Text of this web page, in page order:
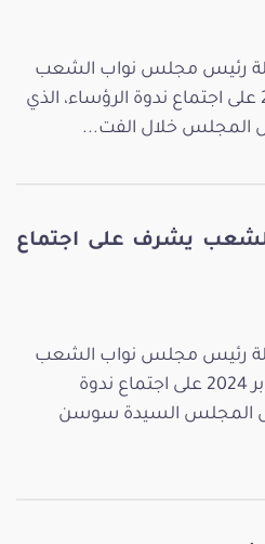
رئيس مجلس نواب الشعب
اليوم الثلاثاء 30 أفريل 2024 على اجتماع ندوة الرؤساء، الذي
المجلس خلال الفت...
يشرف على اجتماع
رئيس مجلس نواب الشعب
صباح اليوم الجمعة 24 أكتوبر 2024 على اجتماع ندوة
المجلس السيدة سوسن